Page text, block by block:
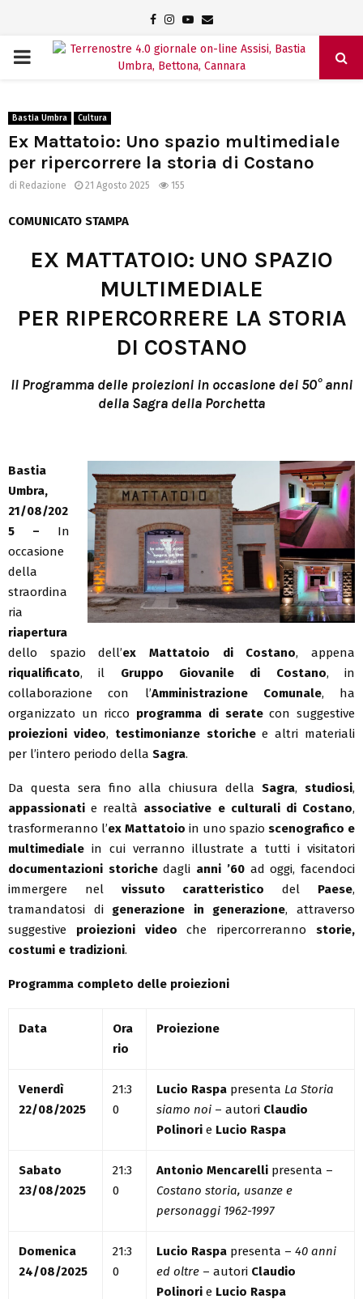
Facebook
Instagram
Youtube
Email
PRIMARY
Bastia Umbra Cultura
Ex Mattatoio: Uno spazio multimediale
per ripercorrere la storia di Costano
di Redazione 21 Agosto 2025 155
COMUNICATO STAMPA
EX MATTATOIO: UNO SPAZIO
MULTIMEDIALE
PER RIPERCORRERE LA STORIA
DI COSTANO
Il Programma delle proiezioni in occasione dei 50° anni
della Sagra della Porchetta
Bastia
Umbra,
21/08/202
5 – In
occasione
della
straordina
ria
riapertura
dello spazio dell’ex Mattatoio di Costano, appena
riqualificato, il Gruppo Giovanile di Costano, in
collaborazione con l’Amministrazione Comunale, ha
organizzato un ricco programma di seratecon suggestive
proiezioni video, testimonianze storichee altri materiali
per l’intero periodo della Sagra.
Da questa sera fino alla chiusura della Sagra, studiosi,
appassionati e realtà associative e culturali di Costano,
trasformeranno l’ex Mattatoio in uno spazio scenografico e
multimediale in cui verranno illustrate a tutti i visitatori
documentazioni storichedagli anni ’60ad oggi, facendoci
immergere nel vissuto caratteristico del Paese,
tramandatosi di generazione in generazione, attraverso
suggestive proiezioni video che ripercorrerannostorie,
costumi e tradizioni.
Programma completo delle proiezioni
Data
Ora
rio
Proiezione
Venerdì
22/08/2025
21:3
0
Lucio Raspa presenta La Storia
siamo noi – autori Claudio
Polinori e Lucio Raspa
Sabato
23/08/2025
21:3
0
Antonio Mencarelli presenta –
Costano storia, usanze e
personaggi 1962-1997
Domenica
24/08/2025
21:3
0
Lucio Raspa presenta – 40 anni
ed oltre – autori Claudio
Polinori e Lucio Raspa